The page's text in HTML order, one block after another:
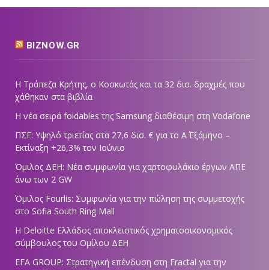
BIZNOW.GR
Η Τράπεζα Κρήτης, ο Κοσκωτάς και τα 32 δισ. δραχμές που
χάθηκαν στα βιβλία
Η νέα σειρά foldables της Samsung διαθέσιμη στη Vodafone
ΠΣΕ: Υψηλό τριετίας στα 27,6 δισ. € για το Α΄ Εξάμηνο –
Εκτίναξη +26,3% τον Ιούνιο
Όμιλος ΔΕΗ: Νέα συμφωνία για χαρτοφυλάκιο έργων ΑΠΕ
άνω των 2 GW
Όμιλος Fourlis: Συμφωνία για την πώληση της συμμετοχής
στο Sofia South Ring Mall
Η Deloitte Ελλάδος αποκλειστικός χρηματοοικονομικός
σύμβουλος του Ομίλου ΔΕΗ
EFA GROUP: Στρατηγική επένδυση στη Fractal για την